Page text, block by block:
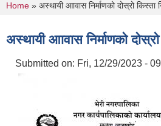
You are here
Home » अस्थायी आावास निर्माणको दोस्रो
अस्थायी आावास निर्माणको
Submitted on: Fri, 12/29/2023 -